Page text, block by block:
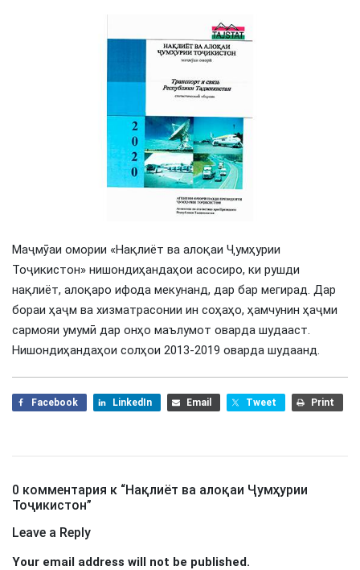
Маҷмӯаи омории «Нақлиёт ва алоқаи Ҷумҳурии
Тоҷикистон» нишондиҳандаҳои асосиро, ки рушди
нақлиёт, алоқаро ифода мекунанд, дар бар мегирад. Дар
бораи ҳаҷм ва хизматрасонии ин соҳаҳо, ҳамчунин ҳаҷми
сармояи умумӣ дар онҳо маълумот оварда шудааст.
Нишондиҳандаҳои солҳои 2013-2019 оварда шудаанд.
Facebook LinkedIn Email Tweet Print
0 комментария к “Нақлиёт ва алоқаи Ҷумҳурии
Тоҷикистон”
Leave a Reply
Your email address will not be published.